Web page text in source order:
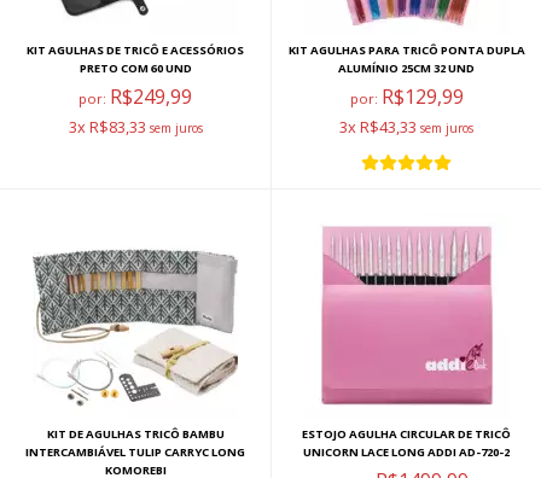
KIT AGULHAS DE TRICÔ E ACESSÓRIOS
PRETO COM 60 UND
por: R$249,99
3x R$83,33
KIT AGULHAS PARA TRICÔ PONTA DUPLA
ALUMÍNIO 25CM 32 UND
por: R$129,99
3x R$43,33
KIT DE AGULHAS TRICÔ BAMBU
INTERCAMBIÁVEL TULIP CARRYC LONG
KOMOREBI
ESTOJO AGULHA CIRCULAR DE TRICÔ
UNICORN LACE LONG ADDI AD-720-2